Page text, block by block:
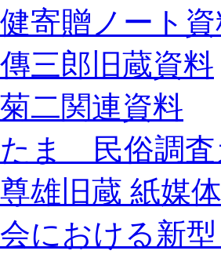
寄贈ノート
三郎旧蔵資料
二関連資料
ま 民俗調査
雄旧蔵 紙媒
における新